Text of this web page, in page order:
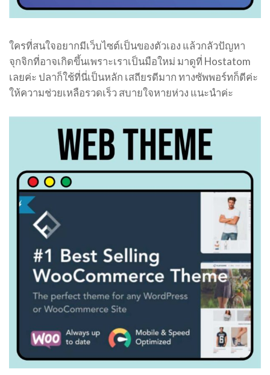
ใครที่สนใจอยากมีเว็บไซต์เป็นของตัวเอง แล้วกลัวปัญหา
จุกจิกที่อาจเกิดขึ้นเพราะเราเป็นมือใหม่ มาดูที่ Hostatom
เลยค่ะ ปลาก็ใช้ที่นี่เป็นหลัก เสถียรดีมาก ทางซัพพอร์ทก็ดีค่ะ
ให้ความช่วยเหลือรวดเร็ว สบายใจหายห่วง แนะนำค่ะ